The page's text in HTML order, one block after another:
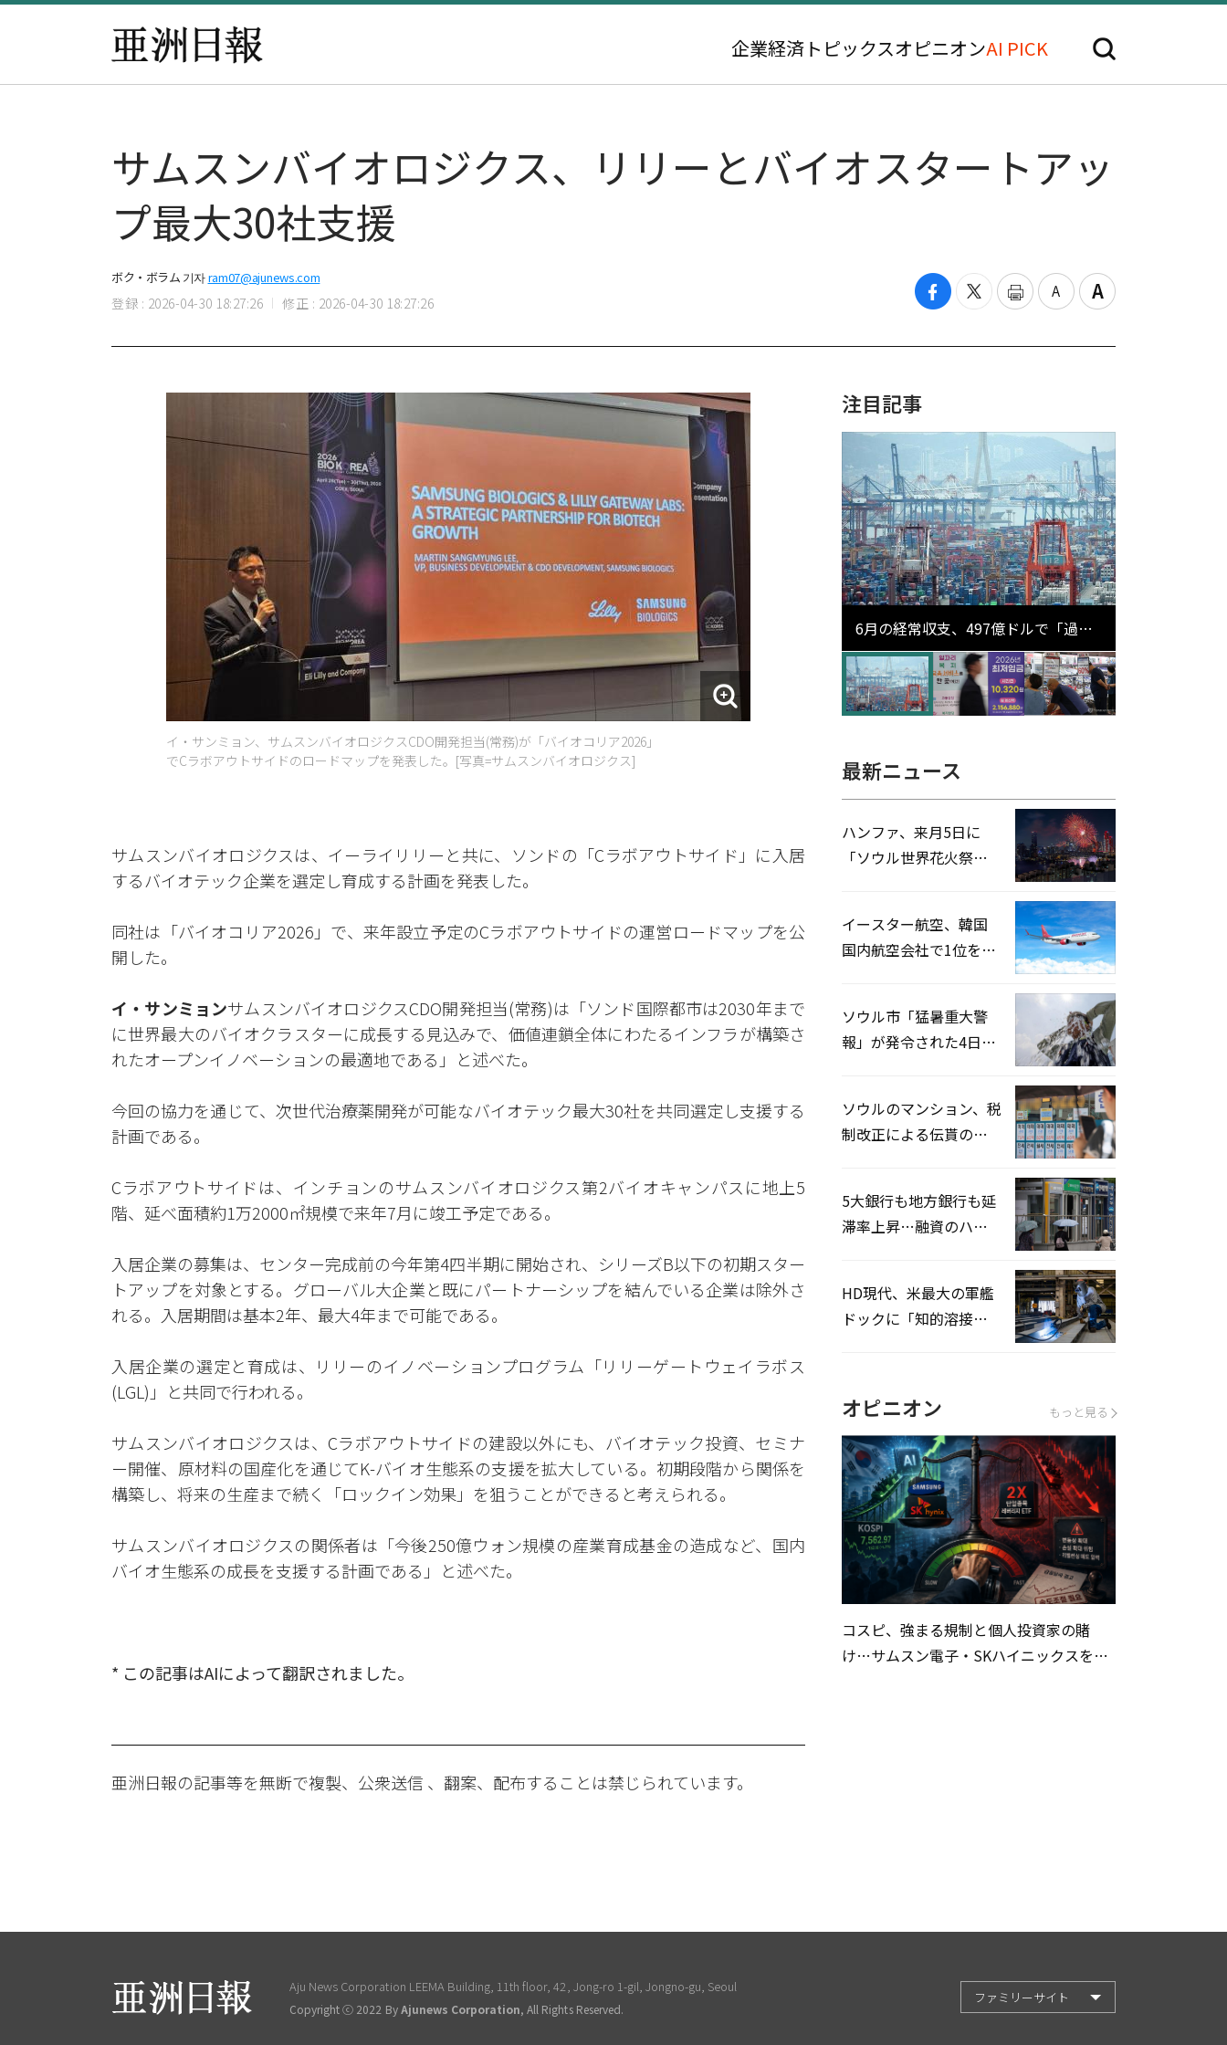
企業経済 トピックスオピニオンAI PICK
サムスンバイオロジクス、リリーとバイオスタートアッ
プ最大30社支援
ボク・ボラム 기자ram07@ajunews.com
登録 : 2026-04-30 18:27:26 修正 : 2026-04-30 18:27:26
イ・サンミョン、サムスンバイオロジクスCDO開発担当(常務)が「バイオコリア2026」
でCラボアウトサイドのロードマップを発表した。[写真=サムスンバイオロジクス]
サムスンバイオロジクスは、イーライリリーと共に、ソンドの「Cラボアウトサイド」に入居
するバイオテック企業を選定し育成する計画を発表した。
同社は「バイオコリア2026」で、来年設立予定のCラボアウトサイドの運営ロードマップを公
開した。
イ・サンミョンサムスンバイオロジクスCDO開発担当(常務)は「ソンド国際都市は2030年まで
に世界最大のバイオクラスターに成長する見込みで、価値連鎖全体にわたるインフラが構築さ
れたオープンイノベーションの最適地である」と述べた。
今回の協力を通じて、次世代治療薬開発が可能なバイオテック最大30社を共同選定し支援する
計画である。
Cラボアウトサイドは、インチョンのサムスンバイオロジクス第2バイオキャンパスに地上5
階、延べ面積約1万2000㎡規模で来年7月に竣工予定である。
入居企業の募集は、センター完成前の今年第4四半期に開始され、シリーズB以下の初期スター
トアップを対象とする。グローバル大企業と既にパートナーシップを結んでいる企業は除外さ
れる。入居期間は基本2年、最大4年まで可能である。
入居企業の選定と育成は、リリーのイノベーションプログラム「リリーゲートウェイラボス
(LGL)」と共同で行われる。
サムスンバイオロジクスは、Cラボアウトサイドの建設以外にも、バイオテック投資、セミナ
ー開催、原材料の国産化を通じてK-バイオ生態系の支援を拡大している。初期段階から関係を
構築し、将来の生産まで続く「ロックイン効果」を狙うことができると考えられる。
サムスンバイオロジクスの関係者は「今後250億ウォン規模の産業育成基金の造成など、国内
バイオ生態系の成長を支援する計画である」と述べた。
* この記事はAIによって翻訳されました。
亜洲日報の記事等を無断で複製、公衆送信 、翻案、配布することは禁じられています。
注目記事
6月の経常収支、497億ドルで「過去
最大」…輸出が初の1000億ドル突破
最新ニュース
ハンファ、来月5日に
「ソウル世界花火祭り
イースター航空、韓国
国内航空会社で1位を記
ソウル市「猛暑重大警
報」が発令された4日、
ソウルのマンション、税
制改正による伝貰の月
5大銀行も地方銀行も延
滞率上昇…融資のハー
HD現代、米最大の軍艦
ドックに「知的溶接」
オピニオン もっと見る
コスピ、強まる規制と個人投資家の賭
け…サムスン電子・SKハイニックスを巡
ファミリーサイト
Aju News Corporation LEEMA Building, 11th floor, 42, Jong-ro 1-gil, Jongno-gu, Seoul
Copyright ⓒ 2022 ByAjunews Corporation, All Rights Reserved.